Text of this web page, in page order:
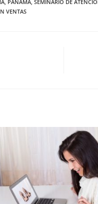
PANAMA SEMINARIO DE
VENTAS